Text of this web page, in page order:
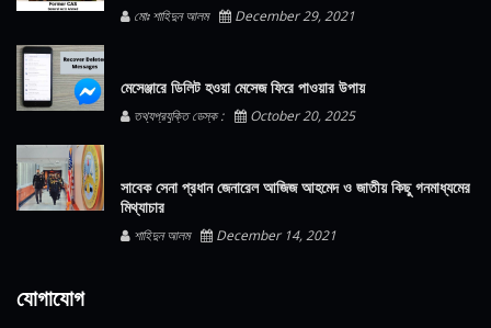
মোঃ শাহিদুন আলম December 29, 2021
মেসেঞ্জারে ডিলিট হওয়া মেসেজ ফিরে পাওয়ার উপায়
তথ্যপ্রযুক্তি ডেস্ক : October 20, 2025
সাবেক সেনা প্রধান জেনারেল আজিজ আহমেদ ও জাতীয় কিছু গনমাধ্যমের
মিথ্যাচার
শাহিদুন আলম December 14, 2021
যোগাযোগ